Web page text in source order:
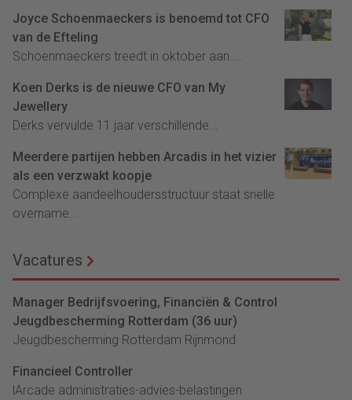
Joyce Schoenmaeckers is benoemd tot CFO
van de Efteling
Schoenmaeckers treedt in oktober aan....
Koen Derks is de nieuwe CFO van My
Jewellery
Derks vervulde 11 jaar verschillende...
Meerdere partijen hebben Arcadis in het vizier
als een verzwakt koopje
Complexe aandeelhoudersstructuur staat snelle
overname...
Vacatures
Manager Bedrijfsvoering, Financiën & Control
Jeugdbescherming Rotterdam (36 uur)
Jeugdbescherming Rotterdam Rijnmond
Financieel Controller
lArcade administraties-advies-belastingen